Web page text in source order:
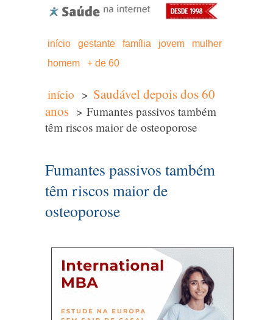
início gestante família jovem
mulher
homem
+ de 60
início > Saudável depois dos 60
anos > Fumantes passivos também
têm riscos maior de osteoporose
Fumantes passivos também
têm riscos maior de
osteoporose